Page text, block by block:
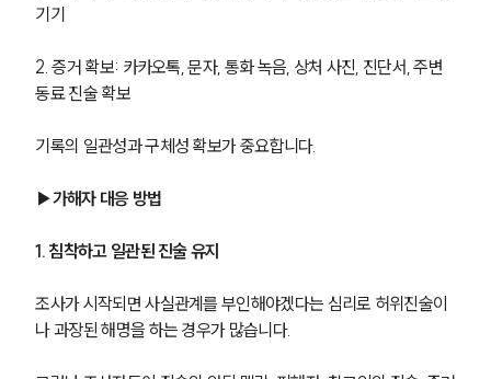
주요 업무사례
법률지식인
업무분야
전체
기기
2. 증거 확보: 카카오톡, 문자, 통화 녹음, 상처 사진, 진단서, 주변
동료 진술 확보
기록의 일관성과 구체성 확보가 중요합니다.
▶가해자 대응 방법
1. 침착하고 일관된 진술 유지
조사가 시작되면 사실관계를 부인해야겠다는 심리로 허위진술이
나 과장된 해명을 하는 경우가 많습니다.